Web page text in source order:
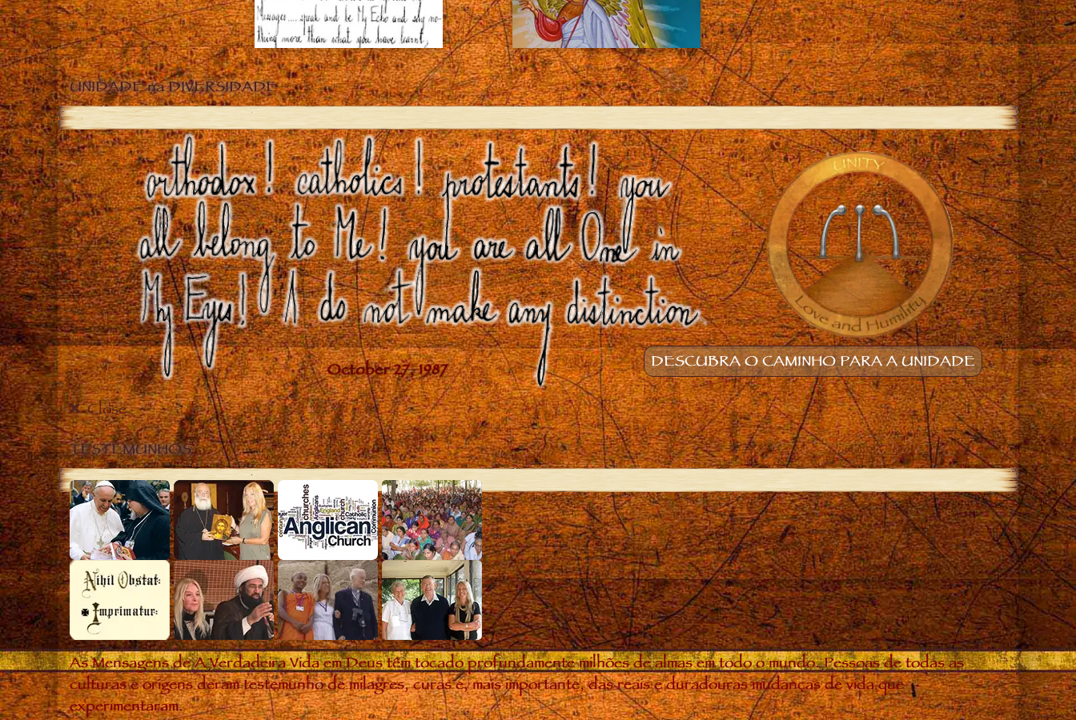
UNIDADE na DIVERSIDADE
DESCUBRA O CAMINHO PARA A UNIDADE
Close
TESTEMUNHOS
As Mensagens de A Verdadeira Vida em Deus têm tocado profundamente milhões de almas em todo o mundo. Pessoas de todas as
culturas e origens deram testemunho de milagres, curas e, mais importante, das reais e duradouras mudanças de vida que
experimentaram.